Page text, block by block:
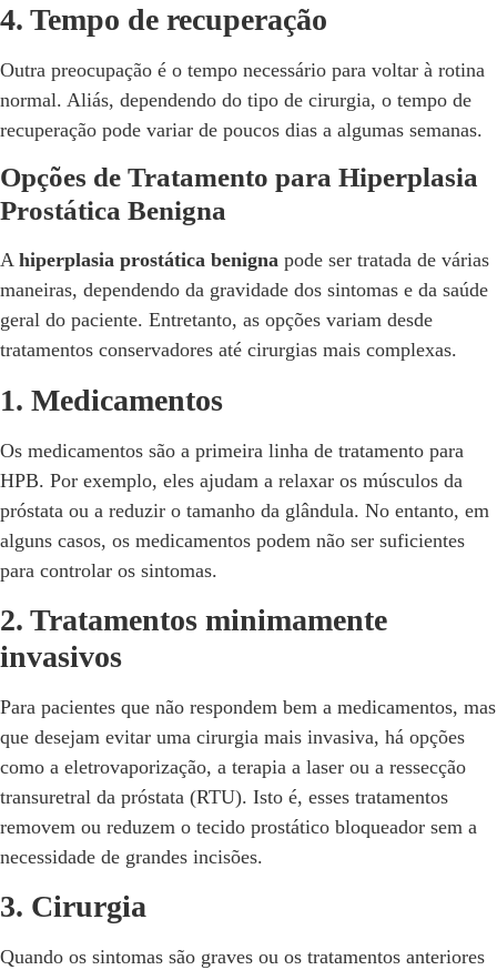
4. Tempo de recuperação
Outra preocupação é o tempo necessário para voltar à rotina
normal. Aliás, dependendo do tipo de cirurgia, o tempo de
recuperação pode variar de poucos dias a algumas semanas.
Opções de Tratamento para Hiperplasia
Prostática Benigna
A hiperplasia prostática benigna pode ser tratada de várias
maneiras, dependendo da gravidade dos sintomas e da saúde
geral do paciente. Entretanto, as opções variam desde
tratamentos conservadores até cirurgias mais complexas.
1. Medicamentos
Os medicamentos são a primeira linha de tratamento para
HPB. Por exemplo, eles ajudam a relaxar os músculos da
próstata ou a reduzir o tamanho da glândula. No entanto, em
alguns casos, os medicamentos podem não ser suficientes
para controlar os sintomas.
2. Tratamentos minimamente
invasivos
Para pacientes que não respondem bem a medicamentos, mas
que desejam evitar uma cirurgia mais invasiva, há opções
como a eletrovaporização, a terapia a laser ou a ressecção
transuretral da próstata (RTU). Isto é, esses tratamentos
removem ou reduzem o tecido prostático bloqueador sem a
necessidade de grandes incisões.
3. Cirurgia
Quando os sintomas são graves ou os tratamentos anteriores